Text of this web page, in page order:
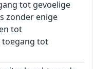
tot gevoelige
zonder enige
tot
toegang tot